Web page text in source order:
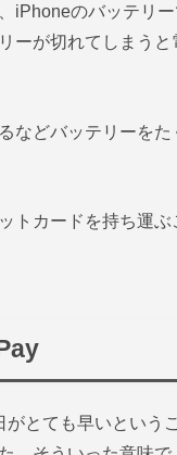
iPhoneのバッテリ
ーが切れてしまう
などバッテリーを
トカードを持ち運
とても早いという